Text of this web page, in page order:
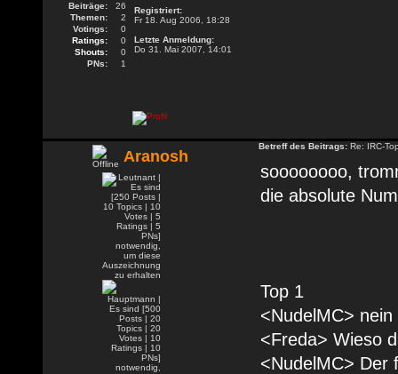
Beiträge:
26
Themen:
2
Votings:
0
Ratings:
0
Shouts:
0
PNs:
1
Registriert:
Fr 18. Aug 2006, 18:28
Letzte Anmeldung:
Do 31. Mai 2007, 14:01
Aranosh
Betreff des Beitrags: Re: IRC-
soooooooo,
die absolute
Top 1
<NudelMC>
<Freda> Wieso
<NudelMC> Der